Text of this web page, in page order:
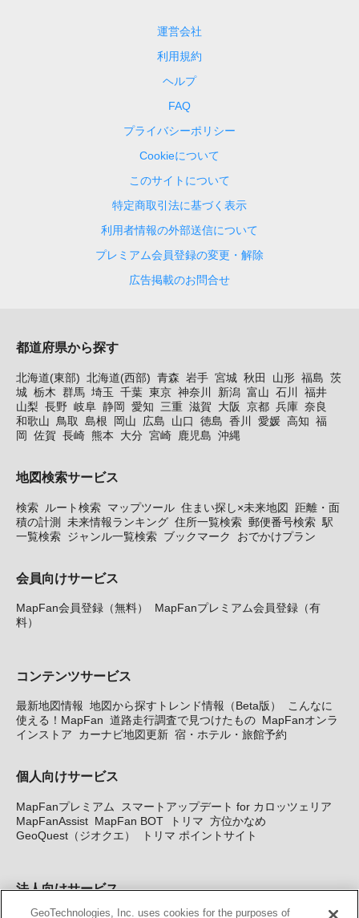
運営会社
利用規約
ヘルプ
FAQ
プライバシーポリシー
Cookieについて
このサイトについて
特定商取引法に基づく表示
利用者情報の外部送信について
プレミアム会員登録の変更・解除
広告掲載のお問合せ
都道府県から探す
北海道(東部) 北海道(西部) 青森 岩手 宮城 秋田 山形 福島 茨
城 栃木 群馬 埼玉 千葉 東京 神奈川 新潟 富山 石川
福井
山梨 長野 岐阜 静岡 愛知 三重 滋賀 大阪 京都 兵庫 奈良
和歌山
鳥取 島根 岡山 広島 山口 徳島 香川 愛媛 高知 福
岡
佐賀 長崎 熊本 大分 宮崎 鹿児島 沖縄
地図検索サービス
検索 ルート検索 マップツール 住まい探し×未来地図
距離・面
積の計測 未来情報ランキング 住所一覧検索 郵便番号検索 駅
一覧検索 ジャンル一覧検索 ブックマーク おでかけプラン
会員向けサービス
MapFan会員登録（無料）
MapFanプレミアム会員登録（有
料）
コンテンツサービス
最新地図情報 地図から探すトレンド情報（Beta版）
こんなに
使える！MapFan 道路走行調査で見つけたもの MapFanオンラ
インストア
カーナビ地図更新 宿・ホテル・旅館予約
個人向けサービス
MapFanプレミアム
スマートアップデート for カロッツェリア
MapFanAssist MapFan BOT トリマ 方位かなめ
GeoQuest（ジオクエ）
トリマ ポイントサイト
法人向けサービス
GeoTechnologies, Inc. uses cookies for the purposes of